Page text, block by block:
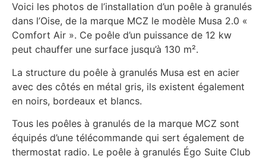
Voici les photos de l’installation d’un poêle à granulés
dans l’Oise, de la marque MCZ le modèle Musa 2.0 «
Comfort Air ». Ce poêle d’un puissance de 12 kw
peut chauffer une surface jusqu’à 130 m².
La structure du poêle à granulés Musa est en acier
avec des côtés en métal gris, ils existent également
en noirs, bordeaux et blancs.
Tous les poêles à granulés de la marque MCZ sont
équipés d’une télécommande qui sert également de
thermostat radio. Le poêle à granulés Égo Suite Club